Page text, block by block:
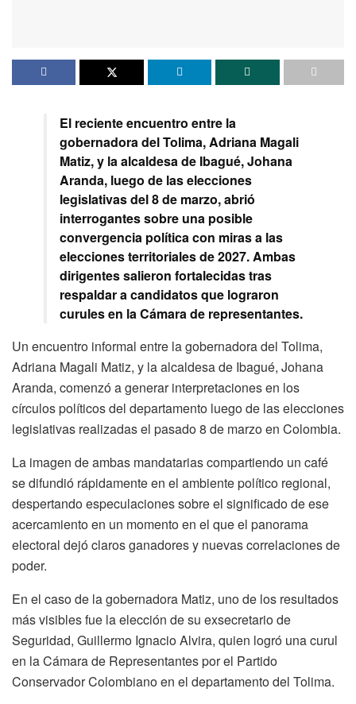
El reciente encuentro entre la
gobernadora del Tolima, Adriana Magali
Matiz, y la alcaldesa de Ibagué, Johana
Aranda, luego de las elecciones
legislativas del 8 de marzo, abrió
interrogantes sobre una posible
convergencia política con miras a las
elecciones territoriales de 2027. Ambas
dirigentes salieron fortalecidas tras
respaldar a candidatos que lograron
curules en la Cámara de representantes.
Un encuentro informal entre la gobernadora del Tolima,
Adriana Magali Matiz, y la alcaldesa de Ibagué, Johana
Aranda, comenzó a generar interpretaciones en los
círculos políticos del departamento luego de las elecciones
legislativas realizadas el pasado 8 de marzo en Colombia.
La imagen de ambas mandatarias compartiendo un café
se difundió rápidamente en el ambiente político regional,
despertando especulaciones sobre el significado de ese
acercamiento en un momento en el que el panorama
electoral dejó claros ganadores y nuevas correlaciones de
poder.
En el caso de la gobernadora Matiz, uno de los resultados
más visibles fue la elección de su exsecretario de
Seguridad, Guillermo Ignacio Alvira, quien logró una curul
en la Cámara de Representantes por el Partido
Conservador Colombiano en el departamento del Tolima.